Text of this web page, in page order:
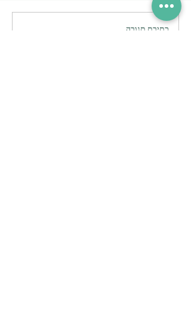
כתיבת תגובה...